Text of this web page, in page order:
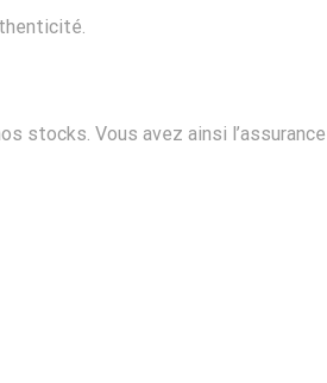
Vous avez ainsi